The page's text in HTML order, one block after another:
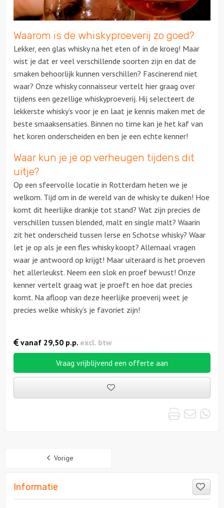
Over ons
Contact
Waarom is de whiskyproeverij zo goed?
Lekker, een glas whisky na het eten of in de kroeg! Maar
wist je dat er veel verschillende soorten zijn en dat de
smaken behoorlijk kunnen verschillen? Fascinerend niet
waar? Onze whisky connaisseur vertelt hier graag over
tijdens een gezellige whiskyproeverij. Hij selecteert de
lekkerste whisky’s voor je en laat je kennis maken met de
beste smaaksensaties. Binnen no time kan je het kaf van
het koren onderscheiden en ben je een echte kenner!
Waar kun je je op verheugen tijdens dit
uitje?
Op een sfeervolle locatie in Rotterdam heten we je
welkom. Tijd om in de wereld van de whisky te duiken! Hoe
komt dit heerlijke drankje tot stand? Wat zijn precies de
verschillen tussen blended, malt en single malt? Waarin
zit het onderscheid tussen Ierse en Schotse whisky? Waar
let je op als je een fles whisky koopt? Allemaal vragen
waar je antwoord op krijgt! Maar uiteraard is het proeven
het allerleukst. Neem een slok en proef bewust! Onze
kenner vertelt graag wat je proeft en hoe dat precies
komt. Na afloop van deze heerlijke proeverij weet je
precies welke whisky’s je favoriet zijn!
Vraag vrijblijvend een offerte aan
uitjes
vanaf 29,50 p.p. excl. btw
Print
Vorige
Informatie